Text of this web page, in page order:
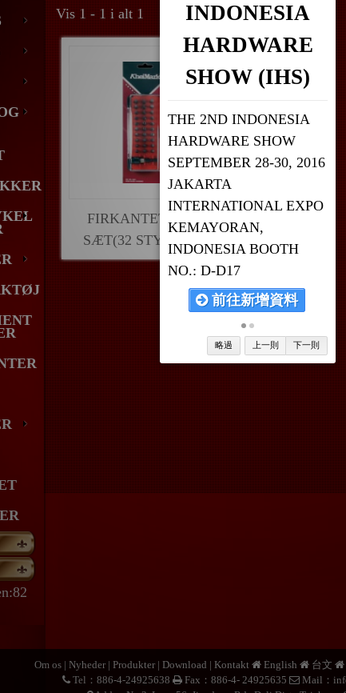
Vis 1 - 1 i alt 1
FIRKANTET BITS
SÆT(32 STYKKER)
Om os | Nyheder | Produkter | Download | Kontakt English 台文
Tel：886-4-24925638
Fax：886-4- 24925635 Mail：
INDONESIA
HARDWARE
SHOW (IHS)
THE 2ND INDONESIA
HARDWARE SHOW
SEPTEMBER 28-30, 2016
JAKARTA
INTERNATIONAL EXPO
KEMAYORAN,
INDONESIA BOOTH
NO.: D-D17
前往新增資料
略過 上一則 下一則